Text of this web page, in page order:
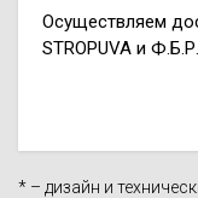
Осуществляем
STROPUVA и
* – дизайн и